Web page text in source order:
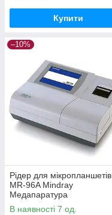
Купити
–10%
Рідер для мікропланшетів
MR-96A Mindray
Медапаратура
В наявності 7 од.